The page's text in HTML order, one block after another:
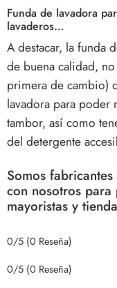
Funda de lavadora
lavaderos…
A destacar, la funda
de buena calidad,
primera de cambio)
lavadora para poder
tambor, así como
del detergente
Somos
con nosotros
mayoristas y
0/5 (0 Reseña)
0/5 (0 Reseña)